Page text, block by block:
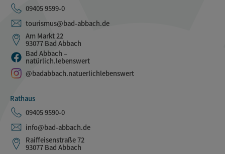
09405 9599-0
tourismus@bad-abbach.de
Am Markt 22
93077 Bad Abbach
Bad Abbach –
natürlich.lebenswert
@badabbach.natuerlichlebenswert
Rathaus
09405 9590-0
info@bad-abbach.de
Raiffeisenstraße 72
93077 Bad Abbach